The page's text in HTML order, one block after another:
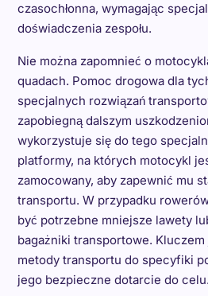
czasochłonna, wymagając
doświadczenia zespołu.
Nie można zapomnieć o
quadach. Pomoc drogowa dla
specjalnych rozwiązań
zapobiegną dalszym
wykorzystuje się do tego
platformy, na których motocykl
zamocowany, aby zapewnić mu
transportu. W przypadku
być potrzebne mniejsze lawety
bagażniki transportowe.
metody transportu do specyfiki
jego bezpieczne dotarcie do celu.